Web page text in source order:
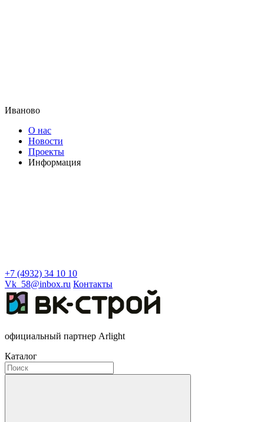
Иваново
О нас
Новости
Проекты
Информация
+7 (4932) 34 10 10
Vk_58@inbox.ru Контакты
официальный партнер Arlight
Каталог